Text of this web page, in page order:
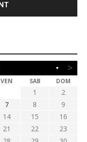
▼ >
VEN SAB DOM
1
2
7 8
9
14 15
16
21 22
23